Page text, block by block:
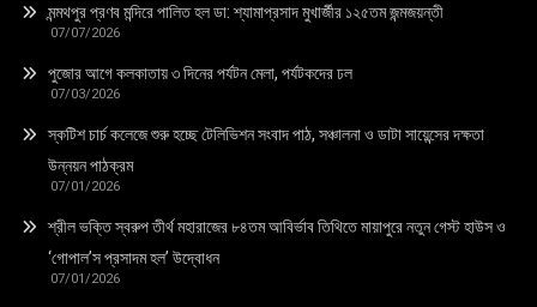
মন্মথপুর প্রণব মন্দিরে পালিত হল ডা: শ্যামাপ্রসাদ মুখার্জীর ১২৫তম জন্মজয়ন্তী
07/07/2026
পুজোর আগে কলকাতায় ৩ দিনের পর্যটন মেলা, পর্যটকদের ঢল
07/03/2026
স্কটিশ চার্চ কলেজে শুরু হচ্ছে টেলিভিশন সংবাদ পাঠ, সঞ্চালনা ও ডাটা সায়েন্সের দক্ষতা
উন্নয়ন পাঠক্রম
07/01/2026
শ্রীল ভক্তি স্বরুপ তীর্থ মহারাজের ৮৪তম আবির্ভাব তিথিতে মায়াপুরে নতুন গেস্ট হাউস ও
‘গোপাল’স প্রসাদম হল’ উদ্বোধন
07/01/2026